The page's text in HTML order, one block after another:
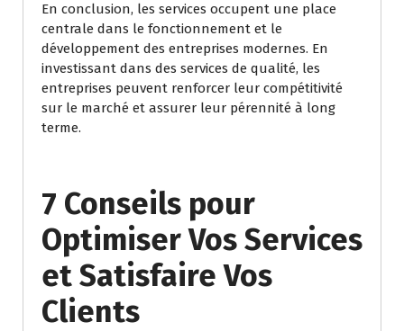
En conclusion, les services occupent une place
centrale dans le fonctionnement et le
développement des entreprises modernes. En
investissant dans des services de qualité, les
entreprises peuvent renforcer leur compétitivité
sur le marché et assurer leur pérennité à long
terme.
7 Conseils pour
Optimiser Vos Services
et Satisfaire Vos
Clients